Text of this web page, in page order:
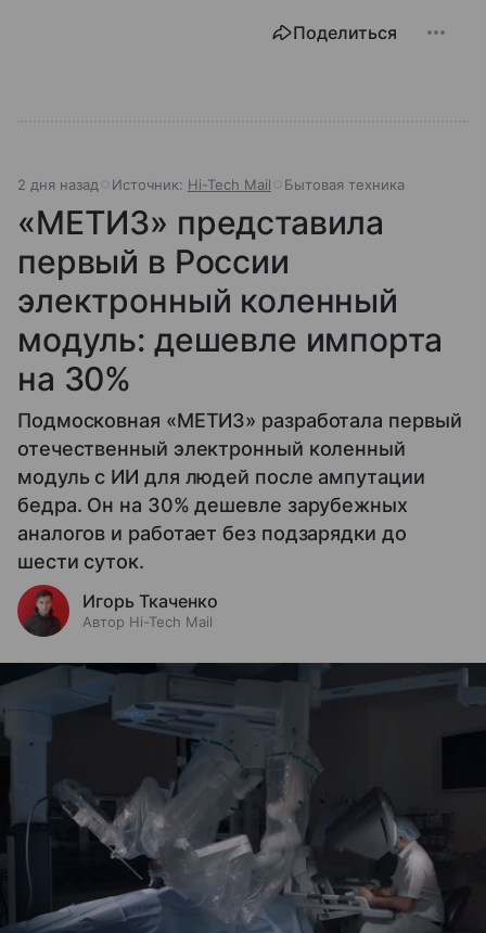
Поделиться
2 дня назад Источник: Hi-Tech Mail Бытовая техника
«МЕТИЗ» представила
первый в России
электронный коленный
модуль: дешевле импорта
на 30%
Подмосковная «МЕТИЗ» разработала первый
отечественный электронный коленный
модуль с ИИ для людей после ампутации
бедра. Он на 30% дешевле зарубежных
аналогов и работает без подзарядки до
шести суток.
Игорь Ткаченко
Автор Hi-Tech Mail